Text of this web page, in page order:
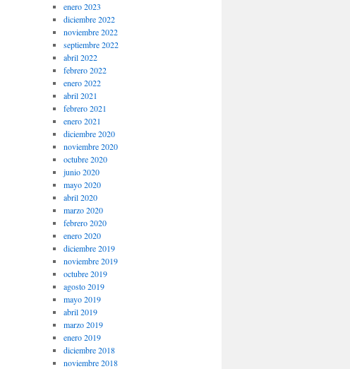
enero 2023
diciembre 2022
noviembre 2022
septiembre 2022
abril 2022
febrero 2022
enero 2022
abril 2021
febrero 2021
enero 2021
diciembre 2020
noviembre 2020
octubre 2020
junio 2020
mayo 2020
abril 2020
marzo 2020
febrero 2020
enero 2020
diciembre 2019
noviembre 2019
octubre 2019
agosto 2019
mayo 2019
abril 2019
marzo 2019
enero 2019
diciembre 2018
noviembre 2018